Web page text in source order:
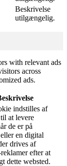
Beskrivelse
utilgængelig.
with relevant ads
across
ads.
indstilles af
at levere
de er på
en digital
drives af
efter at
dette websted.